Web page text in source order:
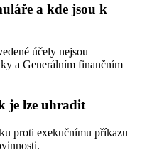
a kde jsou k
účely nejsou
a Generálním finančním
je lze uhradit
proti exekučnímu příkazu